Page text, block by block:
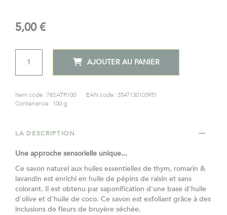
5,00 €
QTÉ
AJOUTER AU PANIER
Item code: 78SATR100 EAN code: 3547130103951
Contenance: 100 g
LA DESCRIPTION
Une approche sensorielle unique...
Ce savon naturel aux huiles essentielles de thym, romarin &
lavandin est enrichi en huile de pépins de raisin et sans
colorant. Il est obtenu par saponification d'une base d'huile
d'olive et d'huile de coco. Ce savon est exfoliant grâce à des
inclusions de fleurs de bruyère séchée.